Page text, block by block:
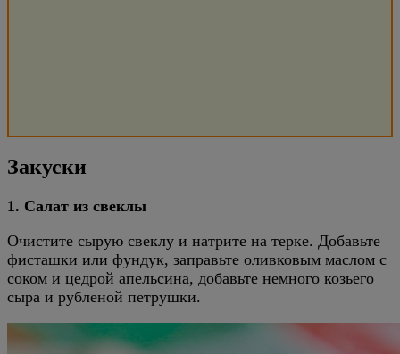
Закуски
1. Салат из свеклы
Очистите сырую свеклу и натрите на терке. Добавьте
фисташки или фундук, заправьте оливковым маслом с
соком и цедрой апельсина, добавьте немного козьего
сыра и рубленой петрушки.